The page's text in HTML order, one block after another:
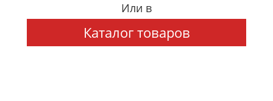
Или в
Каталог товаров